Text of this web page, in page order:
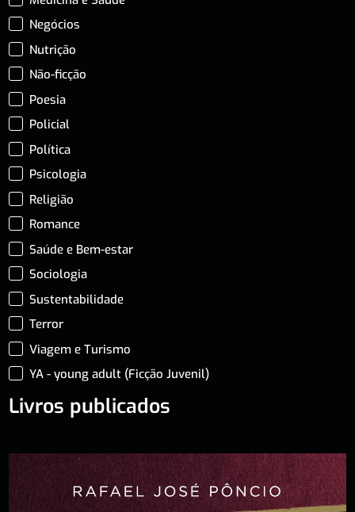
Negócios
Nutrição
Não-ficção
Poesia
Policial
Política
Psicologia
Religião
Romance
Saúde e Bem-estar
Sociologia
Sustentabilidade
Terror
Viagem e Turismo
YA - young adult (Ficção Juvenil)
Livros publicados